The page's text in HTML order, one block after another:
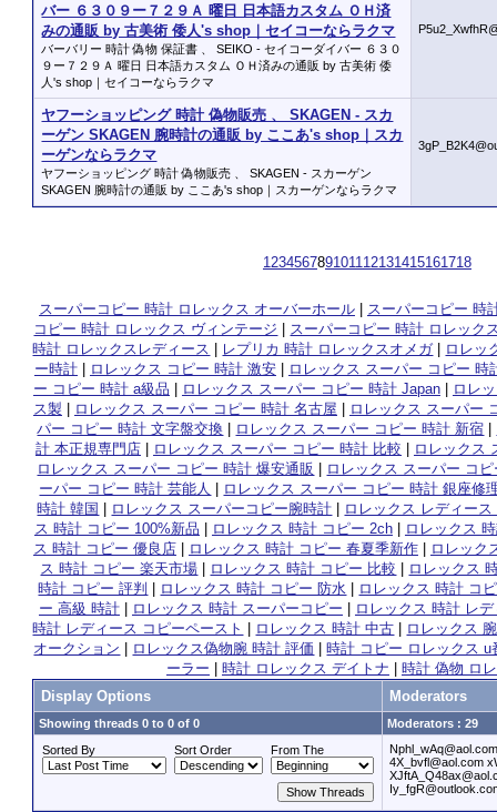
バー ６３０９ー７２９Ａ 曜日 日本語カスタム ＯＨ済
みの通販 by 古美術 倭人's shop｜セイコーならラクマ
バーバリー 時計 偽物 保証書 、 SEIKO - セイコーダイバー ６３０
９ー７２９Ａ 曜日 日本語カスタム ＯＨ済みの通販 by 古美術 倭
人's shop｜セイコーならラクマ
ヤフーショッピング 時計 偽物販売 、 SKAGEN - スカ
ーゲン SKAGEN 腕時計の通販 by ここあ's shop｜スカ
ーゲンならラクマ
ヤフーショッピング 時計 偽物販売 、 SKAGEN - スカーゲン
SKAGEN 腕時計の通販 by ここあ's shop｜スカーゲンならラクマ
1 234567891011 12131415161718
スーパーコピー 時計 ロレックス オーバーホール| スーパーコピー 時
コピー 時計 ロレックス ヴィンテージ
スーパーコピー 時計 ロレック
時計 ロレックスレディース
レプリカ 時計 ロレックスオメガ|
ロレッ
ー時計| ロレックス コピー 時計 激安|
ロレックス スーパー コピー 時
ー コピー 時計 a級品
ロレックス スーパー コピー 時計 Japan|
ロレ
ス製
ロレックス スーパー コピー 時計 名古屋
ロレックス スーパー
パー コピー 時計 文字盤交換
ロレックス スーパー コピー 時計 新宿
計 本正規専門店| ロレックス スーパー コピー 時計 比較
ロレックス
ロレックス スーパー コピー 時計 爆安通販
ロレックス スーパー コ
ーパー コピー 時計 芸能人
ロレックス スーパー コピー 時計 銀座修
時計 韓国
ロレックス スーパーコピー腕時計
ロレックス レディー
ス 時計 コピー 100%新品
ロレックス 時計 コピー 2ch|
ロレックス
ス 時計 コピー 優良店| ロレックス 時計 コピー 春夏季新作|
ロレック
ス 時計 コピー 楽天市場
ロレックス 時計 コピー 比較
ロレックス
時計 コピー 評判
ロレックス 時計 コピー 防水
ロレックス 時計 コ
ー 高級 時計| ロレックス 時計 スーパーコピー
ロレックス 時計 レ
時計 レディース コピーペースト
ロレックス 時計 中古
ロレックス
オークション
ロレックス偽物腕 時計 評価 |時計 コピー ロレックス u
ーラー
時計 ロレックス デイトナ
時計 偽物 ロ
Display Options
Moderators
Showing threads 0 to 0 of 0
Moderators : 29
Sorted By
Sort Order From The
4X_bvfl@aol.com